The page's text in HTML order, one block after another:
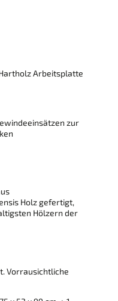
Arbeitsplatte
zur
Holz gefertigt,
Hölzern der
Vorrausichtliche